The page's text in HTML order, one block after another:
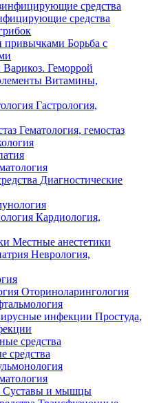
средства
Борьба с
Варикоз. Геморрой
Витамины,
Гастрология,
Гематология, гемостаз
Диагностические
Кардиология,
Местные анестетики
Неврология,
Оториноларингология
Простуда,
средства
Суставы и мышцы